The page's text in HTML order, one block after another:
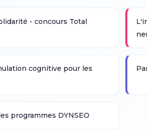
- concours Total
cognitive pour les
programmes DYNSEO